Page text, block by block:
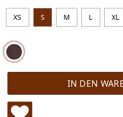
XS S M L XL
IN DEN